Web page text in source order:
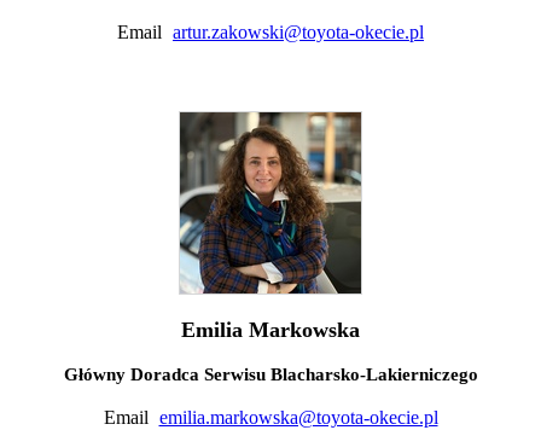
Email artur.zakowski@toyota-okecie.pl
Emilia Markowska
Główny Doradca Serwisu Blacharsko-Lakierniczego
Email emilia.markowska@toyota-okecie.pl